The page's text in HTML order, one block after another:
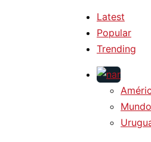
Latest
Popular
Trending
Mundo